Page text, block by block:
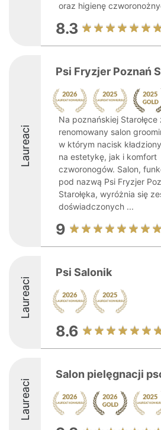
oraz higienę
8.3
Laureaci
Psi Fryzjer Poznań
Na poznańskiej Starołęce
renomowany salon
w którym nacisk
na estetykę, jak i komfort
czworonogów. Salon,
pod nazwą Psi Fryzjer
Starołęka, wyróżnia się
doświadczonych ...
9
Laureaci
Psi Salonik
8.6
Laureaci
Salon pielęgnacji